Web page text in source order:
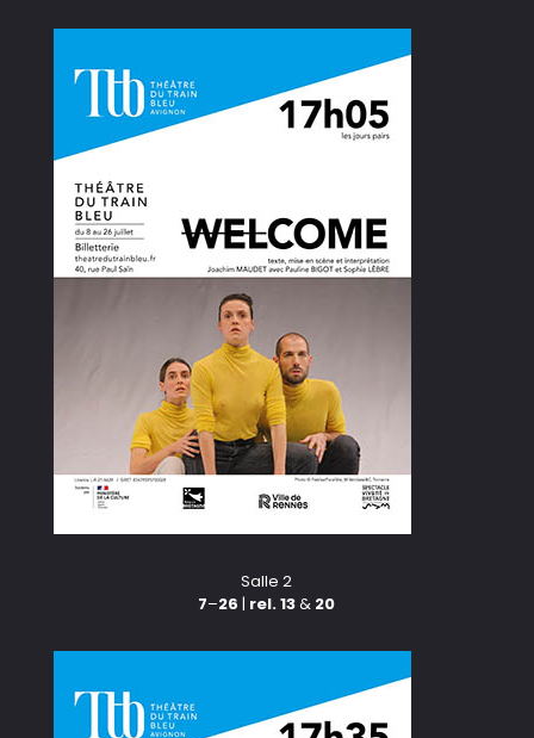
Salle 2
7–26 | rel. 13& 20